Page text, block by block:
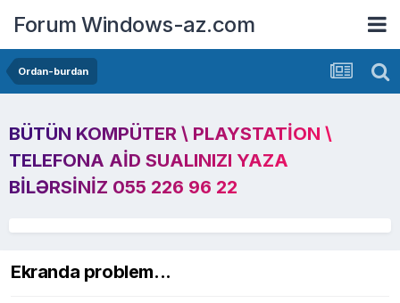
Forum Windows-az.com
Ordan-burdan
BÜTÜN KOMPÜTER \ PLAYSTATION \
TELEFONA AID SUALINIZI YAZA
BILƏRSINIZ 055 226 96 22
Ekranda problem...